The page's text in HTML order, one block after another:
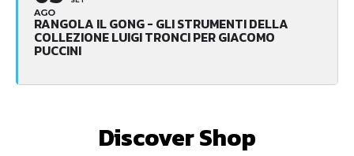
AGO
RANGOLA IL GONG - GLI STRUMENTI DELLA
COLLEZIONE LUIGI TRONCI PER GIACOMO
PUCCINI
Discover Shop